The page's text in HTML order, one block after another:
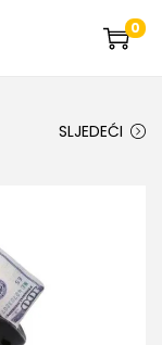
0
SLJEDEĆI